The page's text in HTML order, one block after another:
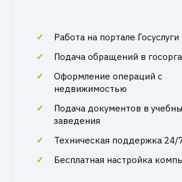
Работа на портале Госуслуги
Подача обращений в
Оформление операций с
недвижимостью
Подача документов в
заведения
Техническая поддержка 24/
Бесплатная настройка